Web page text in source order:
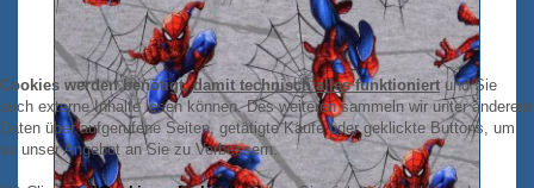
Cookies werden benötigt,damit technisch alles funktioniertund Sie
auch externe Inhalte lesen können. Des weiteren sammeln wir unter anderem
Daten über aufgerufene Seiten, getätigte Käufe oder geklickte Buttons, um
so unser Angebot an Sie zu Verbessern.